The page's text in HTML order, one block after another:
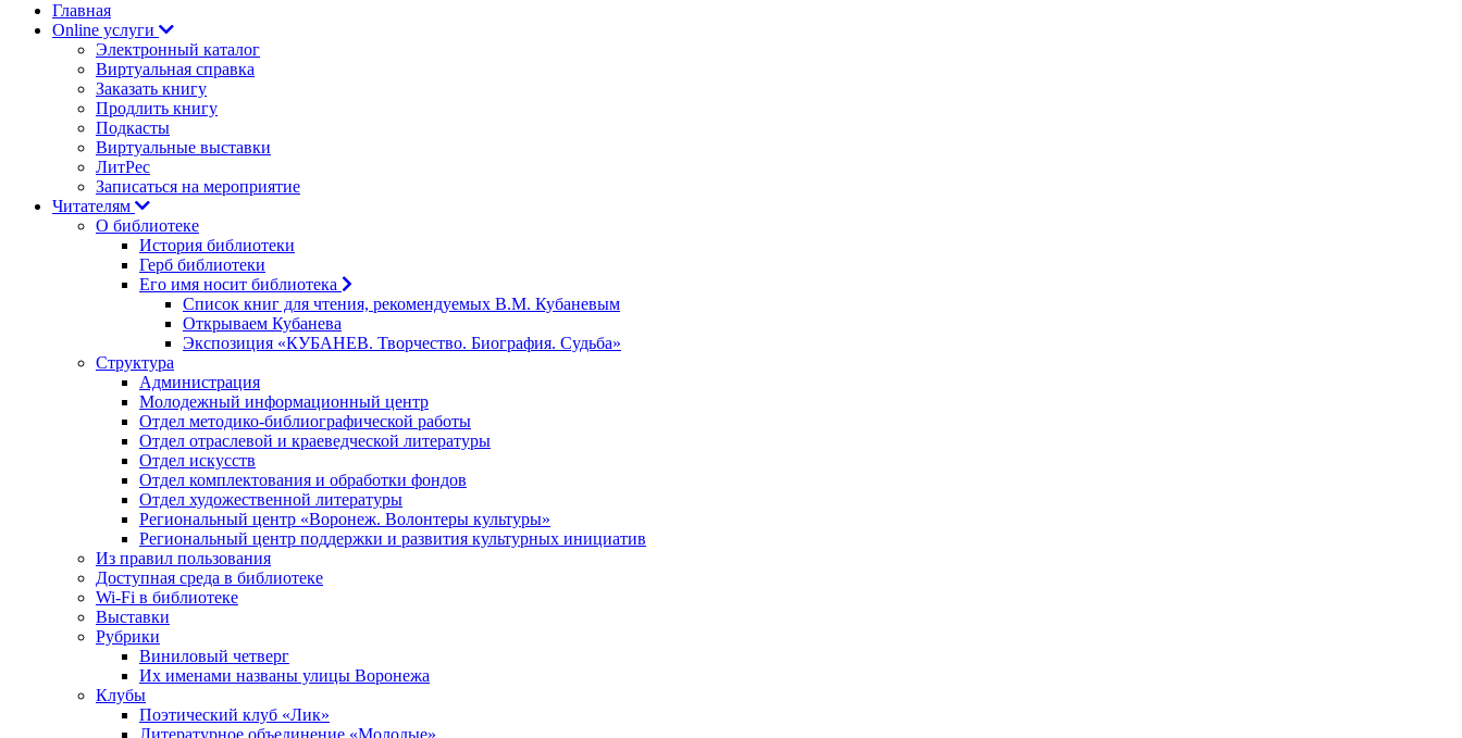
Главная
Online услуги
Электронный каталог
Виртуальная справка
Заказать книгу
Продлить книгу
Подкасты
Виртуальные выставки
ЛитРес
Записаться на мероприятие
Читателям
О библиотеке
История библиотеки
Герб библиотеки
Его имя носит библиотека
Список книг для чтения, рекомендуемых В.М. Кубаневым
Открываем Кубанева
Экспозиция «КУБАНЕВ. Творчество. Биография. Судьба»
Структура
Администрация
Молодежный информационный центр
Отдел методико-библиографической работы
Отдел отраслевой и краеведческой литературы
Отдел искусств
Отдел комплектования и обработки фондов
Отдел художественной литературы
Региональный центр «Воронеж. Волонтеры культуры»
Региональный центр поддержки и развития культурных инициатив
Из правил пользования
Доступная среда в библиотеке
Wi-Fi в библиотеке
Выставки
Рубрики
Виниловый четверг
Их именами названы улицы Воронежа
Клубы
Поэтический клуб «Лик»
Литературное объединение «Молодые»